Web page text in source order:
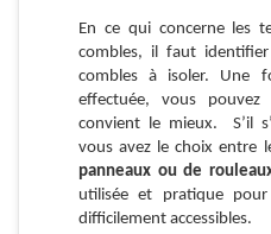
En ce qui concerne les
combles, il faut
combles à isoler. Une
effectuée, vous
convient le mieux. S’il
vous avez le choix entre
panneaux ou de
utilisée et pratique
difficilement accessibles.